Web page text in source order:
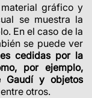
gráfico y
se muestra la
En el caso de la
se puede ver
cedidas por la
por ejemplo,
Gaudí y objetos
otros.